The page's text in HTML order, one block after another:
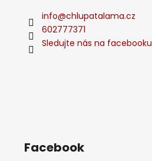
info@chlupatalama.cz
602777371
Sledujte nás na facebooku
Facebook